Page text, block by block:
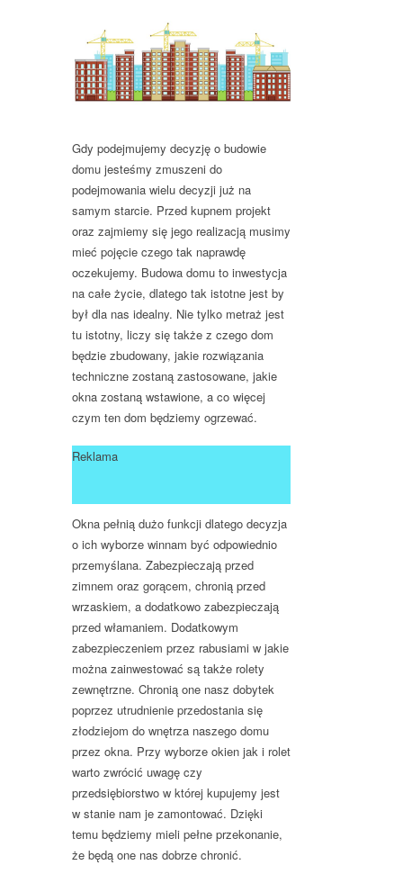
Gdy podejmujemy decyzję o budowie
domu jesteśmy zmuszeni do
podejmowania wielu decyzji już na
samym starcie. Przed kupnem projekt
oraz zajmiemy się jego realizacją musimy
mieć pojęcie czego tak naprawdę
oczekujemy. Budowa domu to inwestycja
na całe życie, dlatego tak istotne jest by
był dla nas idealny. Nie tylko metraż jest
tu istotny, liczy się także z czego dom
będzie zbudowany, jakie rozwiązania
techniczne zostaną zastosowane, jakie
okna zostaną wstawione, a co więcej
czym ten dom będziemy ogrzewać.
Reklama
Okna pełnią dużo funkcji dlatego decyzja
o ich wyborze winnam być odpowiednio
przemyślana. Zabezpieczają przed
zimnem oraz gorącem, chronią przed
wrzaskiem, a dodatkowo zabezpieczają
przed włamaniem. Dodatkowym
zabezpieczeniem przez rabusiami w jakie
można zainwestować są także rolety
zewnętrzne. Chronią one nasz dobytek
poprzez utrudnienie przedostania się
złodziejom do wnętrza naszego domu
przez okna. Przy wyborze okien jak i rolet
warto zwrócić uwagę czy
przedsiębiorstwo w której kupujemy jest
w stanie nam je zamontować. Dzięki
temu będziemy mieli pełne przekonanie,
że będą one nas dobrze chronić.